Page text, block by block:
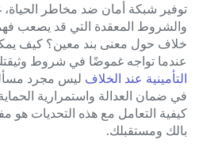
توفير شبكة أمان ضد مخاطر الحياة،
والشروط المعقدة التي قد يصعب
خلاف حول معنى بند معين؟ كيف
عندما تواجه غموضًا في شروط
التأمينية عند الخلاف ليس مجرد
في ضمان العدالة واستمرارية
كيفية التعامل مع هذه التحديات هو
بالك ومستقبلك.